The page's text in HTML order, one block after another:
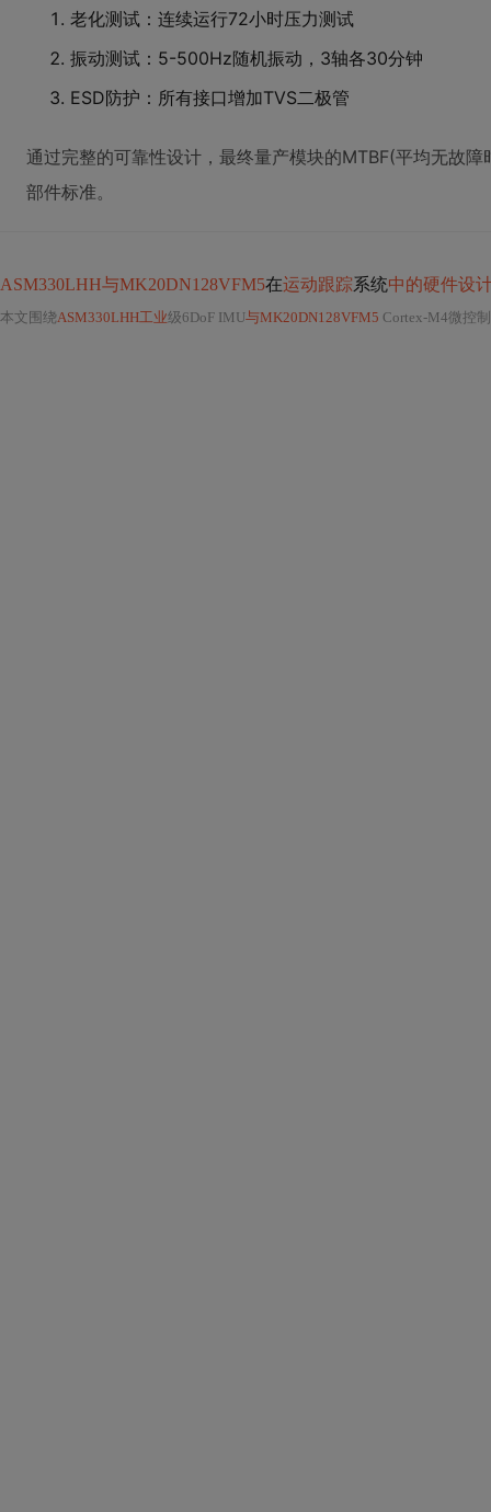
老化测试：连续运行72小时压力测试
振动测试：5-500Hz随机振动，3轴各30分钟
ESD防护：所有接口增加TVS二极管
通过完整的可靠性设计，最终量产模块的MTBF(平均无故
部件标准。
ASM330LHH与MK20DN128VFM5在运动跟踪系统中的硬件设
本文围绕ASM330LHH工业级6DoF IMU与MK20DN128VFM5 Cortex-M4微控制器的协